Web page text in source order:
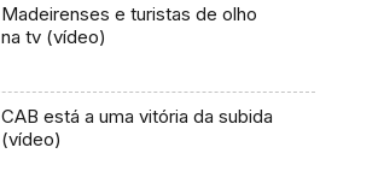
Madeirenses e turistas de olho
na tv (vídeo)
CAB está a uma vitória da subida
(vídeo)